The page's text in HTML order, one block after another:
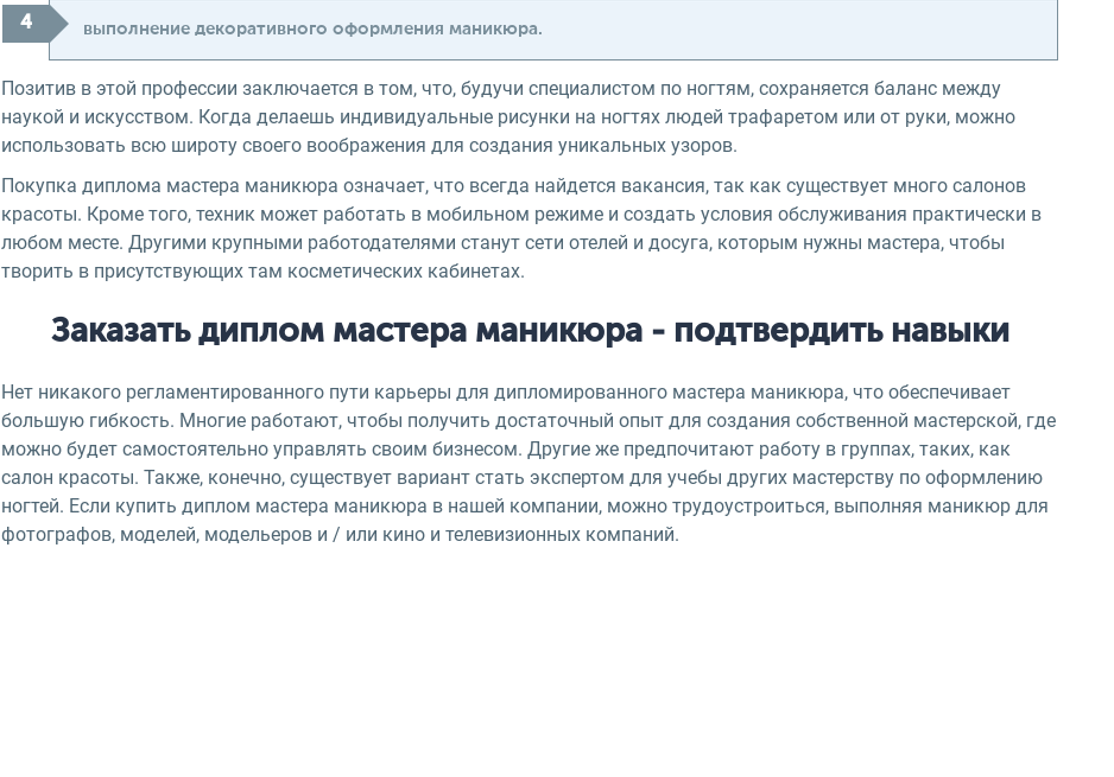
выполнение декоративного оформления маникюра.
Позитив в этой профессии заключается в том, что, будучи специалистом по ногтям, сохраняется баланс между
наукой и искусством. Когда делаешь индивидуальные рисунки на ногтях людей трафаретом или от руки, можно
использовать всю широту своего воображения для создания уникальных узоров.
Покупка диплома мастера маникюра означает, что всегда найдется вакансия, так как существует много салонов
красоты. Кроме того, техник может работать в мобильном режиме и создать условия обслуживания практически в
любом месте. Другими крупными работодателями станут сети отелей и досуга, которым нужны мастера, чтобы
творить в присутствующих там косметических кабинетах.
Заказать диплом мастера маникюра - подтвердить навыки
Нет никакого регламентированного пути карьеры для дипломированного мастера маникюра, что обеспечивает
большую гибкость. Многие работают, чтобы получить достаточный опыт для создания собственной мастерской, где
можно будет самостоятельно управлять своим бизнесом. Другие же предпочитают работу в группах, таких, как
салон красоты. Также, конечно, существует вариант стать экспертом для учебы других мастерству по оформлению
ногтей. Если купить диплом мастера маникюра в нашей компании, можно трудоустроиться, выполняя маникюр для
фотографов, моделей, модельеров и / или кино и телевизионных компаний.